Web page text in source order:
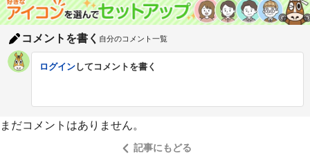
コメントを書く 自分のコメント一覧
ログイン してコメントを書く
まだコメントはありません。
記事にもどる